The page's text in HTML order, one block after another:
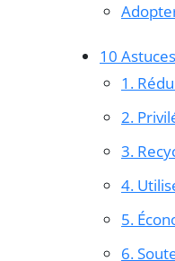
10
1.
2.
3.
4.
5.
6.